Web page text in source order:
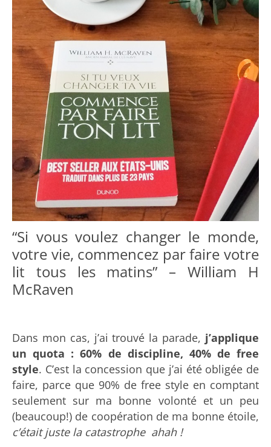
“Si vous voulez changer le monde,
votre vie, commencez par faire votre
lit tous les matins” – William H
McRaven
Dans mon cas, j’ai trouvé la parade, j’applique
un quota : 60% de discipline, 40% de free
style. C’est la concession que j’ai été obligée de
faire, parce que 90% de free style en comptant
seulement sur ma bonne volonté et un peu
(beaucoup!) de coopération de ma bonne étoile,
c’était juste la catastrophe ahah !